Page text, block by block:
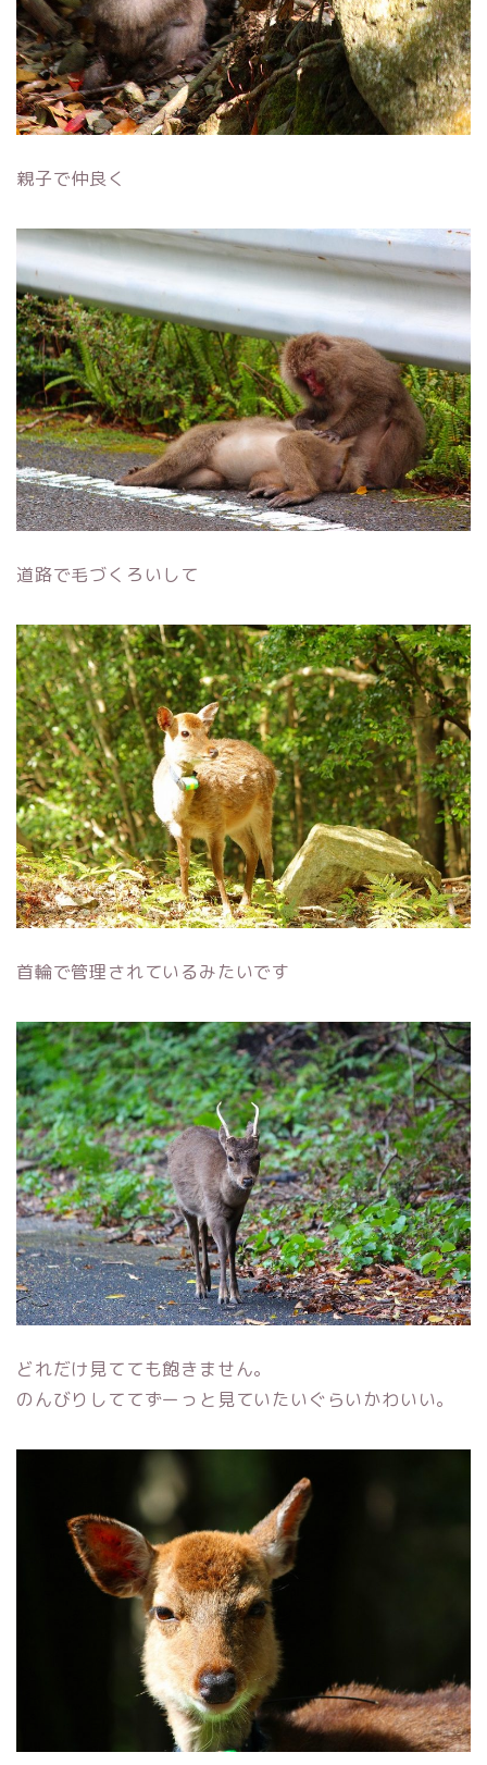
親子で仲良く
道路で毛づくろいして
首輪で管理されているみたいです
どれだけ見てても飽きません。
のんびりしててずーっと見ていたいぐらいかわいい。